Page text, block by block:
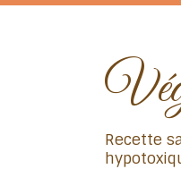
Recette